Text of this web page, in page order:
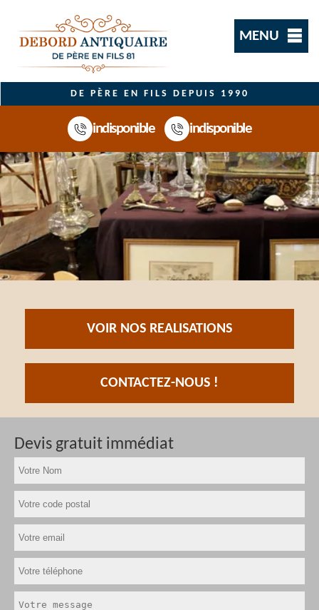
MENU
DE PÈRE EN FILS DEPUIS 1990
indisponible indisponible
VOIR NOS REALISATIONS
CONTACTEZ-NOUS !
Devis gratuit immédiat